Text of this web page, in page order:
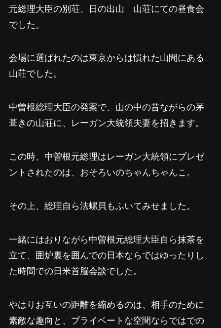
元総理大臣の別荘、日の出山 山荘にての昼食会
でした。
会場に選ばれたのは東京からは慣れた山間にある
山荘でした。
中曽根総理大臣の発案で、山の中の昔ながらの茅
葺きの山荘に、レーガン大統領夫妻を招きます。
この時、中曽根元総理はレーガン大統領にプレゼ
ントされたのは、おそろいのちゃんちゃんこ。
その上、総理自ら法螺貝もふいてみせました。
一緒にはおりながら中曽根元総理大臣自ら抹茶を
立て、囲炉裏を囲んでの日本ならではゆったりし
た時間での日米首脳会談でした。
やはりお互いの距離を縮めるのは、相手のために
素敵な趣向と、プライベートな空間ならではでの